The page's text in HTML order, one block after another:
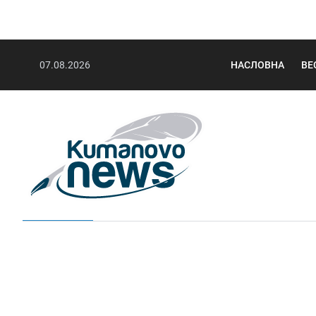
07.08.2026 НАСЛОВНА